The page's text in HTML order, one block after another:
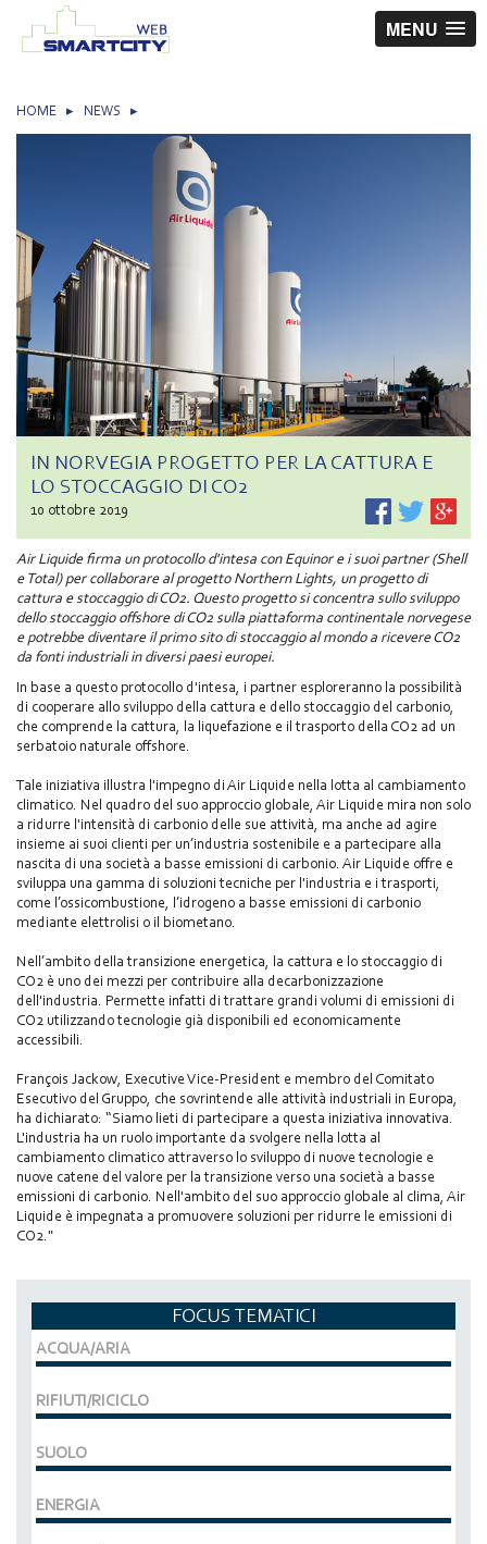
MENU
HOME ▸ NEWS ▸
IN NORVEGIA PROGETTO PER LA CATTURA E
LO STOCCAGGIO DI CO2
10 ottobre 2019
Air Liquide firma un protocollo d'intesa con Equinor e i suoi partner (Shell
e Total) per collaborare al progetto Northern Lights, un progetto di
cattura e stoccaggio di CO2. Questo progetto si concentra sullo sviluppo
dello stoccaggio offshore di CO2 sulla piattaforma continentale norvegese
e potrebbe diventare il primo sito di stoccaggio al mondo a ricevere CO2
da fonti industriali in diversi paesi europei.
In base a questo protocollo d'intesa, i partner esploreranno la possibilità
di cooperare allo sviluppo della cattura e dello stoccaggio del carbonio,
che comprende la cattura, la liquefazione e il trasporto della CO2 ad un
serbatoio naturale offshore.
Tale iniziativa illustra l'impegno di Air Liquide nella lotta al cambiamento
climatico. Nel quadro del suo approccio globale, Air Liquide mira non solo
a ridurre l'intensità di carbonio delle sue attività, ma anche ad agire
insieme ai suoi clienti per un’industria sostenibile e a partecipare alla
nascita di una società a basse emissioni di carbonio. Air Liquide offre e
sviluppa una gamma di soluzioni tecniche per l'industria e i trasporti,
come l’ossicombustione, l’idrogeno a basse emissioni di carbonio
mediante elettrolisi o il biometano.
Nell’ambito della transizione energetica, la cattura e lo stoccaggio di
CO2 è uno dei mezzi per contribuire alla decarbonizzazione
dell'industria. Permette infatti di trattare grandi volumi di emissioni di
CO2 utilizzando tecnologie già disponibili ed economicamente
accessibili.
François Jackow, Executive Vice-President e membro del Comitato
Esecutivo del Gruppo, che sovrintende alle attività industriali in Europa,
ha dichiarato: “Siamo lieti di partecipare a questa iniziativa innovativa.
L'industria ha un ruolo importante da svolgere nella lotta al
cambiamento climatico attraverso lo sviluppo di nuove tecnologie e
nuove catene del valore per la transizione verso una società a basse
emissioni di carbonio. Nell'ambito del suo approccio globale al clima, Air
Liquide è impegnata a promuovere soluzioni per ridurre le emissioni di
CO2."
FOCUS TEMATICI
ACQUA/ARIA
RIFIUTI/RICICLO
SUOLO
ENERGIA